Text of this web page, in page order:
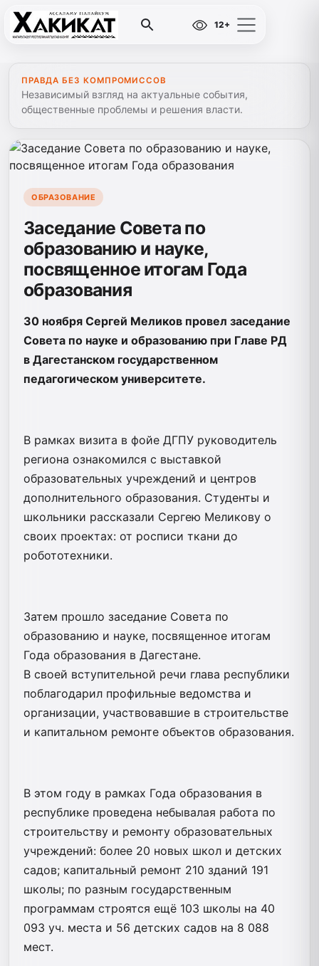
12+
ПРАВДА БЕЗ КОМПРОМИССОВ
Независимый взгляд на актуальные события,
общественные проблемы и решения власти.
ОБРАЗОВАНИЕ
Заседание Совета по
образованию и науке,
посвященное итогам Года
образования
30 ноября Сергей Меликов провел заседание
Совета по науке и образованию при Главе РД
в Дагестанском государственном
педагогическом университете.
В рамках визита в фойе ДГПУ руководитель
региона ознакомился с выставкой
образовательных учреждений и центров
дополнительного образования. Студенты и
школьники рассказали Сергею Меликову о
своих проектах: от росписи ткани до
робототехники.
Затем прошло заседание Совета по
образованию и науке, посвященное итогам
Года образования в Дагестане.
В своей вступительной речи глава республики
поблагодарил профильные ведомства и
организации, участвовавшие в строительстве
и капитальном ремонте объектов образования.
В этом году в рамках Года образования в
республике проведена небывалая работа по
строительству и ремонту образовательных
учреждений: более 20 новых школ и детских
садов; капитальный ремонт 210 зданий 191
школы; по разным государственным
программам строятся ещё 103 школы на 40
093 уч. места и 56 детских садов на 8 088
мест.